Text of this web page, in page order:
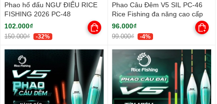
Phao hố đấu NGƯ ĐIẾU RICE
FISHING 2026 PC-48
102.000₫
150.000₫ -32%
Phao Câu Đêm V5 SIL PC-46
Rice Fishing đa năng cao cấp
96.000₫
99.000₫ -4%